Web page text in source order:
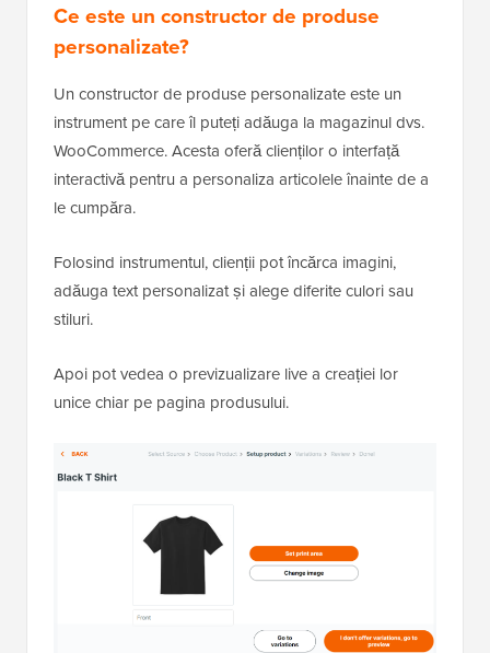
Ce este un constructor de produse
personalizate?
Un constructor de produse personalizate este un
instrument pe care îl puteți adăuga la magazinul dvs.
WooCommerce. Acesta oferă clienților o interfață
interactivă pentru a personaliza articolele înainte de a
le cumpăra.
Folosind instrumentul, clienții pot încărca imagini,
adăuga text personalizat și alege diferite culori sau
stiluri.
Apoi pot vedea o previzualizare live a creației lor
unice chiar pe pagina produsului.